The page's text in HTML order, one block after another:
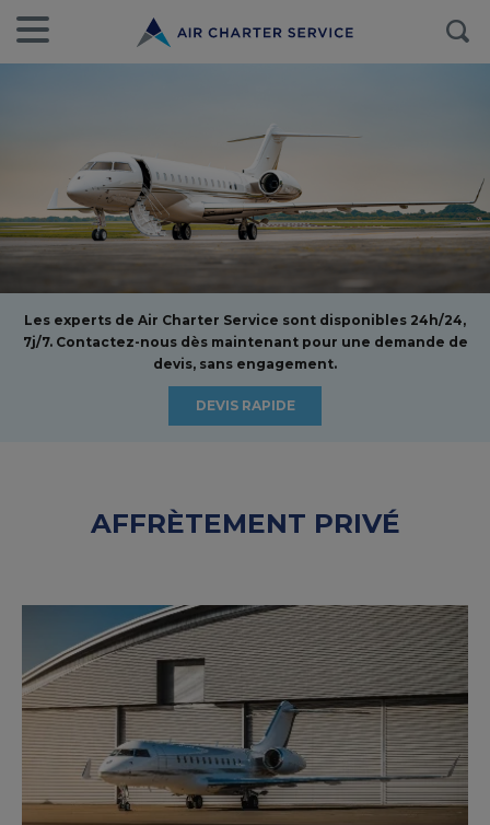
Les experts de Air Charter Service sont disponibles 24h/24,
7j/7. Contactez-nous dès maintenant pour une demande de
devis, sans engagement.
DEVIS RAPIDE
AFFRÈTEMENT PRIVÉ